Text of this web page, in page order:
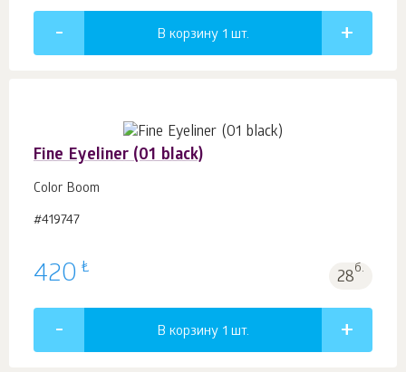
В корзину 1 шт.
Fine Eyeliner (01 black)
Color Boom
#419747
420 ₺ 28б.
В корзину 1 шт.